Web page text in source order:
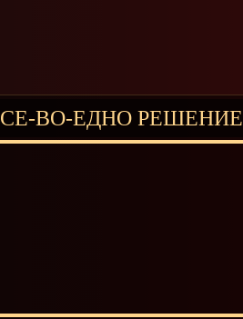
СЕ-ВО-ЕДНО РЕШЕНИЕ